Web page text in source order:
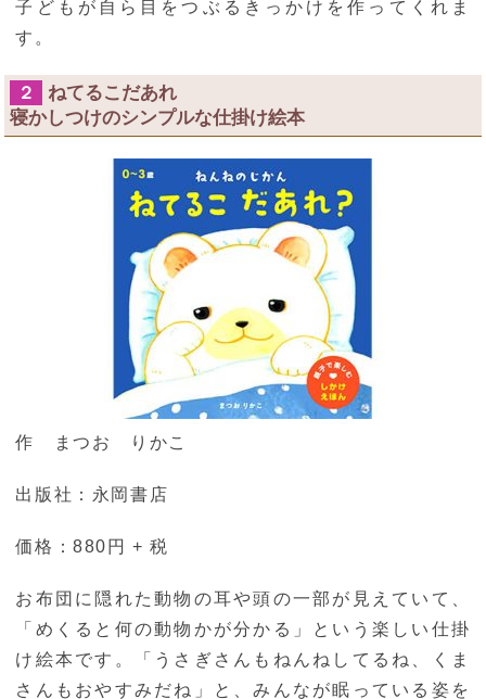
子どもが自ら目をつぶるきっかけを作ってくれま
す。
２
ねてるこだあれ
寝かしつけのシンプルな仕掛け絵本
作 まつお りかこ
出版社：永岡書店
価格：880円 + 税
お布団に隠れた動物の耳や頭の一部が見えていて、
「めくると何の動物かが分かる」という楽しい仕掛
け絵本です。「うさぎさんもねんねしてるね、くま
さんもおやすみだね」と、みんなが眠っている姿を